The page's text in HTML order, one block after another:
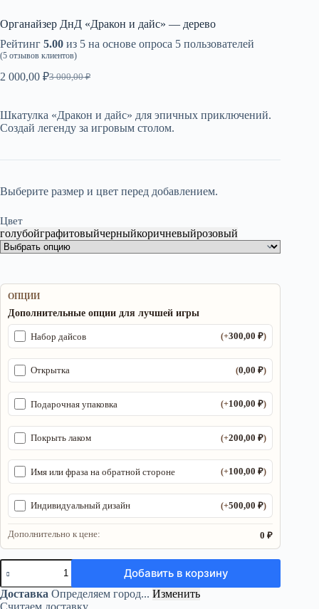
Органайзер ДнД «Дракон и дайс» — дерево
Рейтинг 5.00 из 5 на основе опроса 5 пользователей
(5 отзывов клиентов)
3 000,00₽
Первоначальная
3
000,00 ₽.
2 000,00 ₽
Текущая
000,00 ₽.
Шкатулка «Дракон и дайс» для эпичных приключений.
Создай легенду за игровым столом.
Выберите размер и цвет перед добавлением.
Цвет
голубойграфитовыйчерныйкоричневыйрозовый
ОПЦИИ
Дополнительные опции для лучшей игры
Набор дайсов (+300,00₽)
Открытка (0,00₽)
Подарочная упаковка (+100,00₽)
Покрыть лаком (+200,00₽)
Имя или фраза на обратной стороне (+100,00₽)
Индивидуальный дизайн (+500,00₽)
Дополнительно к цене: 0 ₽
Количество
товара
Органайзер
ДнД
Добавить в корзину
Доставка Определяем город... Изменить
Считаем доставку...